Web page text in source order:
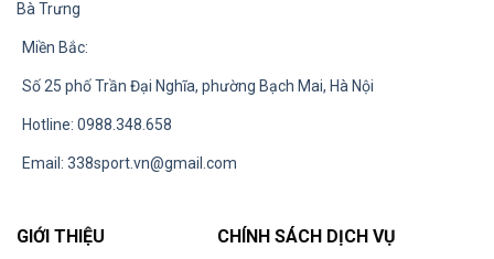
Bà Trưng
Miền Bắc:
Số 25 phố Trần Đại Nghĩa, phường Bạch Mai, Hà Nội
Hotline: 0988.348.658
Email: 338sport.vn@gmail.com
GIỚI THIỆU CHÍNH SÁCH DỊCH VỤ